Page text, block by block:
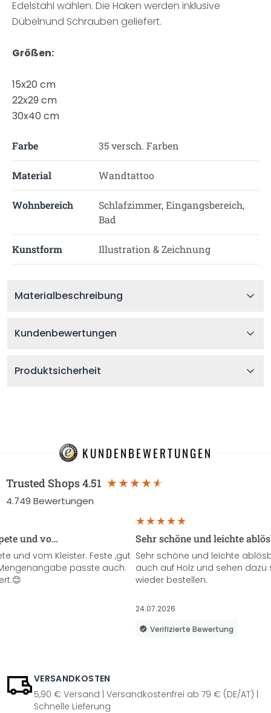
Edelstahl wählen. Die Haken werden inklusive
Dübelnund Schrauben geliefert.
Größen:
15x20 cm
22x29 cm
30x40 cm
Farbe 35 versch. Farben
Material Wandtattoo
Wohnbereich
Schlafzimmer, Eingangsbereich,
Bad
Kunstform Illustration & Zeichnung
Materialbeschreibung
Kundenbewertungen
Produktsicherheit
KUNDENBEWERTUNGEN
Trusted Shops4.51
4.749 Bewertungen
und vo…
und vom Kleister. Feste ,gut
passte auch.
Sehr schöne und leichte
Sehr schöne und leichte
auch auf Holz und sehen
wieder bestellen.
24.07.2026
Verifizierte Bewertung
VERSANDKOSTEN
5,90 € Versand | Versandkostenfrei ab 79 € (DE/AT) |
Schnelle Lieferung